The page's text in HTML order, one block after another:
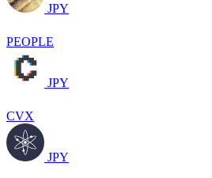
JPY
PEOPLE
JPY
CVX
JPY